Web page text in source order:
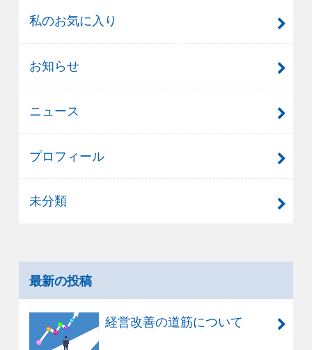
私のお気に入り
お知らせ
ニュース
プロフィール
未分類
最新の投稿
経営改善の道筋について